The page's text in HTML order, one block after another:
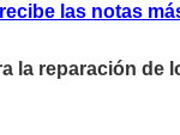
las notas
la reparación